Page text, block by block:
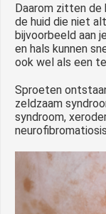
Daarom zitten de
de huid die niet
bijvoorbeeld aan
en hals kunnen
ook wel als een
Sproeten
zeldzaam
syndroom,